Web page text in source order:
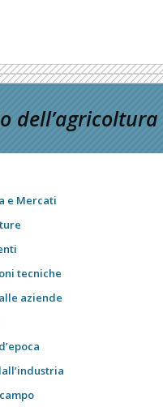
dell’agricoltura
e Mercati
tecniche
aziende